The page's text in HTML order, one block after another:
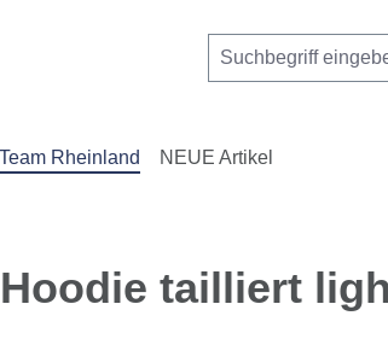
Team Rheinland NEUE Artikel
tailliert